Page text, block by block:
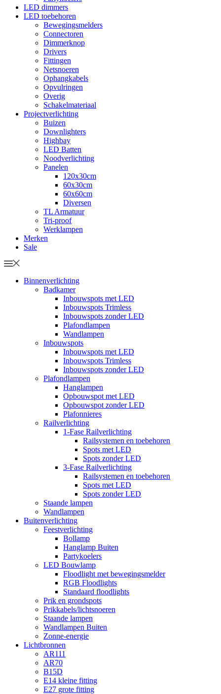
LED dimmers
LED toebehoren
Bewegingsmelders
Connectoren
Dimmerknop
Drivers
Fittingen
Netsnoeren
Ophangkabels
Opvulringen
Overig
Schakelmateriaal
Projectverlichting
Buizen
Downlighters
Highbay
LED Batten
Noodverlichting
Panelen
120x30cm
60x30cm
60x60cm
Diversen
TL Armatuur
Tri-proof
Werklampen
Merken
Sale
Binnenverlichting
Badkamer
Inbouwspots met LED
Inbouwspots Trimless
Inbouwspots zonder LED
Plafondlampen
Wandlampen
Inbouwspots
Inbouwspots met LED
Inbouwspots Trimless
Inbouwspots zonder LED
Plafondlampen
Hanglampen
Opbouwspot met LED
Opbouwspot zonder LED
Plafonnieres
Railverlichting
1-Fase Railverlichting
Railsystemen en toebehoren
Spots met LED
Spots zonder LED
3-Fase Railverlichting
Railsystemen en toebehoren
Spots met LED
Spots zonder LED
Staande lampen
Wandlampen
Buitenverlichting
Feestverlichting
Bollamp
Hanglamp Buiten
Partykoelers
LED Bouwlamp
Floodlight met bewegingsmelder
RGB Floodlights
Standaard floodlights
Prik en grondspots
Prikkabels/lichtsnoeren
Staande lampen
Wandlampen Buiten
Zonne-energie
Lichtbronnen
AR111
AR70
B15D
E14 kleine fitting
E27 grote fitting